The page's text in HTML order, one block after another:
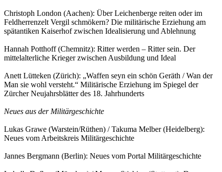
Christoph London (Aachen): Über Leichenberge reiten oder im
Feldherrenzelt Vergil schmökern? Die militärische Erziehung am
spätantiken Kaiserhof zwischen Idealisierung und Ablehnung
Hannah Potthoff (Chemnitz): Ritter werden – Ritter sein. Der
mittelalterliche Krieger zwischen Ausbildung und Ideal
Anett Lütteken (Zürich): „Waffen seyn ein schön Geräth / Wan der
Man sie wohl versteht.“ Militärische Erziehung im Spiegel der
Zürcher Neujahrsblätter des 18. Jahrhunderts
Neues aus der Militärgeschichte
Lukas Grawe (Warstein/Rüthen) / Takuma Melber (Heidelberg):
Neues vom Arbeitskreis Militärgeschichte
Jannes Bergmann (Berlin): Neues vom Portal Militärgeschichte